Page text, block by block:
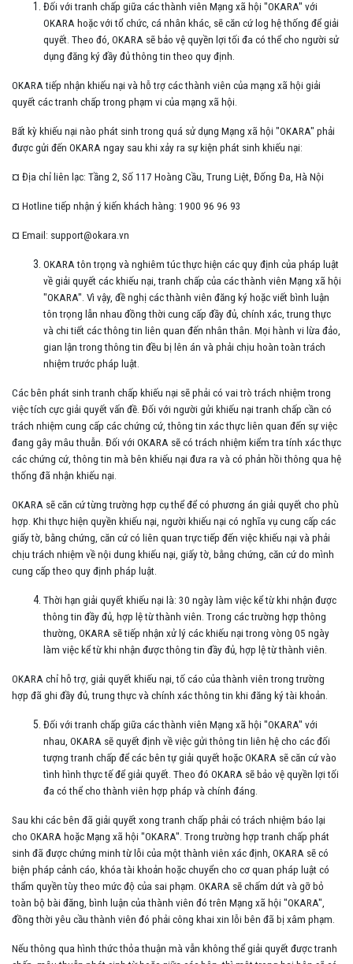
Đối với tranh chấp giữa các thành viên Mạng xã hội "OKARA" với
OKARA hoặc với tổ chức, cá nhân khác, sẽ căn cứ log hệ thống để giải
quyết. Theo đó, OKARA sẽ bảo vệ quyền lợi tối đa có thể cho người sử
dụng đăng ký đầy đủ thông tin theo quy định.
OKARA tiếp nhận khiếu nại và hỗ trợ các thành viên của mạng xã hội giải
quyết các tranh chấp trong phạm vi của mạng xã hội.
Bất kỳ khiếu nại nào phát sinh trong quá sử dụng Mạng xã hội "OKARA" phải
được gửi đến OKARA ngay sau khi xảy ra sự kiện phát sinh khiếu nại:
¤ Địa chỉ liên lạc: Tầng 2, Số 117 Hoàng Cầu, Trung Liệt, Đống Đa, Hà Nội
¤ Hotline tiếp nhận ý kiến khách hàng: 1900 96 96 93
¤ Email: support@okara.vn
OKARA tôn trọng và nghiêm túc thực hiện các quy định của pháp luật
về giải quyết các khiếu nại, tranh chấp của các thành viên Mạng xã hội
"OKARA". Vì vậy, đề nghị các thành viên đăng ký hoặc viết bình luận
tôn trọng lẫn nhau đồng thời cung cấp đầy đủ, chính xác, trung thực
và chi tiết các thông tin liên quan đến nhân thân. Mọi hành vi lừa đảo,
gian lận trong thông tin đều bị lên án và phải chịu hoàn toàn trách
nhiệm trước pháp luật.
Các bên phát sinh tranh chấp khiếu nại sẽ phải có vai trò trách nhiệm trong
việc tích cực giải quyết vấn đề. Đối với người gửi khiếu nại tranh chấp cần có
trách nhiệm cung cấp các chứng cứ, thông tin xác thực liên quan đến sự việc
đang gây mâu thuẫn. Đối với OKARA sẽ có trách nhiệm kiểm tra tính xác thực
các chứng cứ, thông tin mà bên khiếu nại đưa ra và có phản hồi thông qua hệ
thống đã nhận khiếu nại.
OKARA sẽ căn cứ từng trường hợp cụ thể để có phương án giải quyết cho phù
hợp. Khi thực hiện quyền khiếu nại, người khiếu nại có nghĩa vụ cung cấp các
giấy tờ, bằng chứng, căn cứ có liên quan trực tiếp đến việc khiếu nại và phải
chịu trách nhiệm về nội dung khiếu nại, giấy tờ, bằng chứng, căn cứ do mình
cung cấp theo quy định pháp luật.
Thời hạn giải quyết khiếu nại là: 30 ngày làm việc kể từ khi nhận được
thông tin đầy đủ, hợp lệ từ thành viên. Trong các trường hợp thông
thường, OKARA sẽ tiếp nhận xử lý các khiếu nại trong vòng 05 ngày
làm việc kể từ khi nhận được thông tin đầy đủ, hợp lệ từ thành viên.
OKARA chỉ hỗ trợ, giải quyết khiếu nại, tố cáo của thành viên trong trường
hợp đã ghi đầy đủ, trung thực và chính xác thông tin khi đăng ký tài khoản.
Đối với tranh chấp giữa các thành viên Mạng xã hội "OKARA" với
nhau, OKARA sẽ quyết định về việc gửi thông tin liên hệ cho các đối
tượng tranh chấp để các bên tự giải quyết hoặc OKARA sẽ căn cứ vào
tình hình thực tế để giải quyết. Theo đó OKARA sẽ bảo vệ quyền lợi tối
đa có thể cho thành viên hợp pháp và chính đáng.
Sau khi các bên đã giải quyết xong tranh chấp phải có trách nhiệm báo lại
cho OKARA hoặc Mạng xã hội "OKARA". Trong trường hợp tranh chấp phát
sinh đã được chứng minh từ lỗi của một thành viên xác định, OKARA sẽ có
biện pháp cảnh cáo, khóa tài khoản hoặc chuyển cho cơ quan pháp luật có
thẩm quyền tùy theo mức độ của sai phạm. OKARA sẽ chấm dứt và gỡ bỏ
toàn bộ bài đăng, bình luận của thành viên đó trên Mạng xã hội "OKARA",
đồng thời yêu cầu thành viên đó phải công khai xin lỗi bên đã bị xâm phạm.
Nếu thông qua hình thức thỏa thuận mà vẫn không thể giải quyết được tranh